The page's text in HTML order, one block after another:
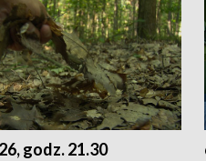
godz. 21.30